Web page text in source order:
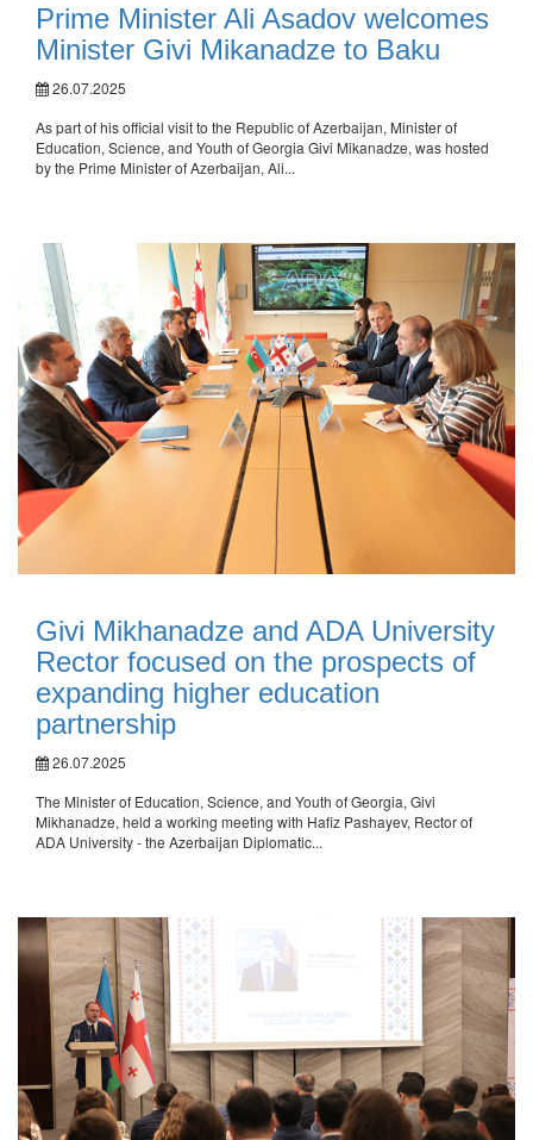
Prime Minister Ali Asadov welcomes
Minister Givi Mikanadze to Baku
26.07.2025
As part of his official visit to the Republic of Azerbaijan, Minister of
Education, Science, and Youth of Georgia Givi Mikanadze, was hosted
by the Prime Minister of Azerbaijan, Ali...
Givi Mikhanadze and ADA University
Rector focused on the prospects of
expanding higher education
partnership
26.07.2025
The Minister of Education, Science, and Youth of Georgia, Givi
Mikhanadze, held a working meeting with Hafiz Pashayev, Rector of
ADA University - the Azerbaijan Diplomatic...